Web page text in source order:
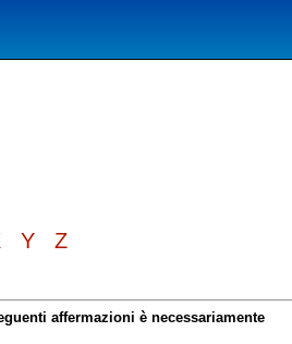
Y Z
affermazioni è necessariamente